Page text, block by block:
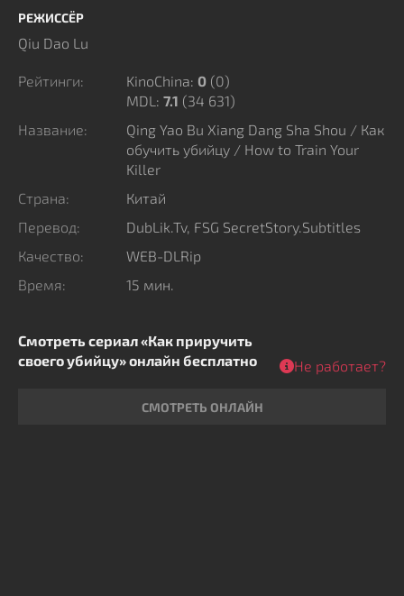
угрозой, и героине приходится вступить с ним в
опасную игру разума и масок. Расследование
воинов и придворным заговорам, давно пустившим
корни в стенах дворца. Личная трагедия
превращается в часть большого противостояния, где
решается судьба не только одного брака, но и
будущего всей империи
РЕЖИССЁР
Qiu Dao Lu
Рейтинги: KinoChina: 0 (0)
MDL: 7.1 (34 631)
Название:
Qing Yao Bu Xiang Dang Sha Shou / Как
обучить убийцу / How to Train Your
Killer
Страна:
Китай
Перевод:
DubLik.Tv, FSG SecretStory.Subtitles
Качество:
WEB-DLRip
Время:
15 мин.
Смотреть сериал «Как приручить
своего убийцу» онлайн бесплатно
СМОТРЕТЬ ОНЛАЙН
Не работает?